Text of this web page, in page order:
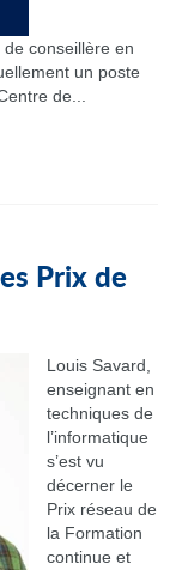
conseillère en
un poste
de...
Prix de
Louis Savard,
enseignant en
techniques de
l’informatique
s’est vu
décerner le
Prix réseau de
la Formation
continue et